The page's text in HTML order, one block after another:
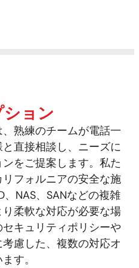
ョン
熟練のチームが電話一
直接相談し、ニーズに
をご提案します。私た
フォルニアの安全な施
NAS、SANなどの複雑
柔軟な対応が必要な場
キュリティポリシーや
慮した、複数の対応オ
す。